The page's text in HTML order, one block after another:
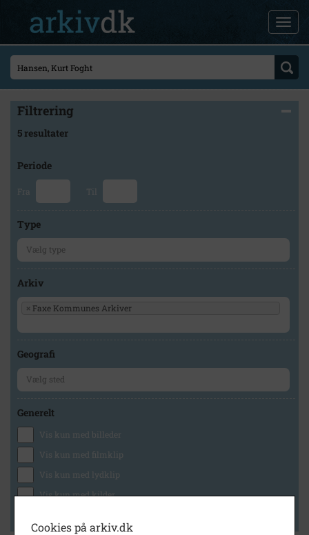
Filtrering
5 resultater
Periode
Fra Til
Type
Arkiv
× Faxe Kommunes Arkiver
Geografi
Generelt
Vis kun med billeder
Vis kun med filmklip
Vis kun med lydklip
Vis kun med kilder
Cookies på arkiv.dk